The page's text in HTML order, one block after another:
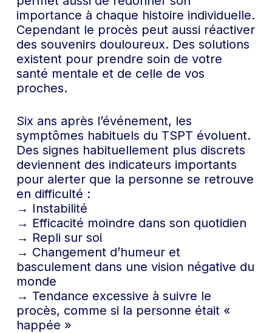
importance à chaque histoire individuelle.
Cependant le procès peut aussi réactiver
des souvenirs douloureux. Des solutions
existent pour prendre soin de votre
santé mentale et de celle de vos
proches.
Six ans après l’événement, les
symptômes habituels du TSPT évoluent.
Des signes habituellement plus discrets
deviennent des indicateurs importants
pour alerter que la personne se retrouve
en difficulté :
→ Instabilité
→ Efficacité moindre dans son quotidien
→ Repli sur soi
→ Changement d’humeur et
basculement dans une vision négative du
monde
→ Tendance excessive à suivre le
procès, comme si la personne était «
happée »